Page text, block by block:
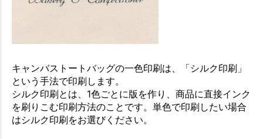
キャンバストートバッグの一色印刷は、「シルク印刷」
という手法で印刷します。
シルク印刷とは、1色ごとに版を作り、商品に直接インク
を刷りこむ印刷方法のことです。単色で印刷したい場合
はシルク印刷をお選びください。